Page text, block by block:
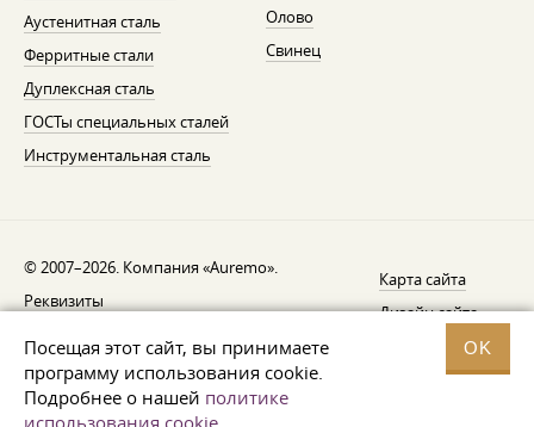
Посещая этот сайт, вы принимаете
программу использования cookie.
Подробнее о нашей политике
использования cookie
OK
Аустенитная сталь
Ферритные стали
Дуплексная сталь
ГОСТы специальных сталей
Инструментальная сталь
Олово
Свинец
© 2007–2026. Компания «Auremo».
Реквизиты
Уведомление об отзыве
Защита данных
Карта сайта
Дизайн сайта —